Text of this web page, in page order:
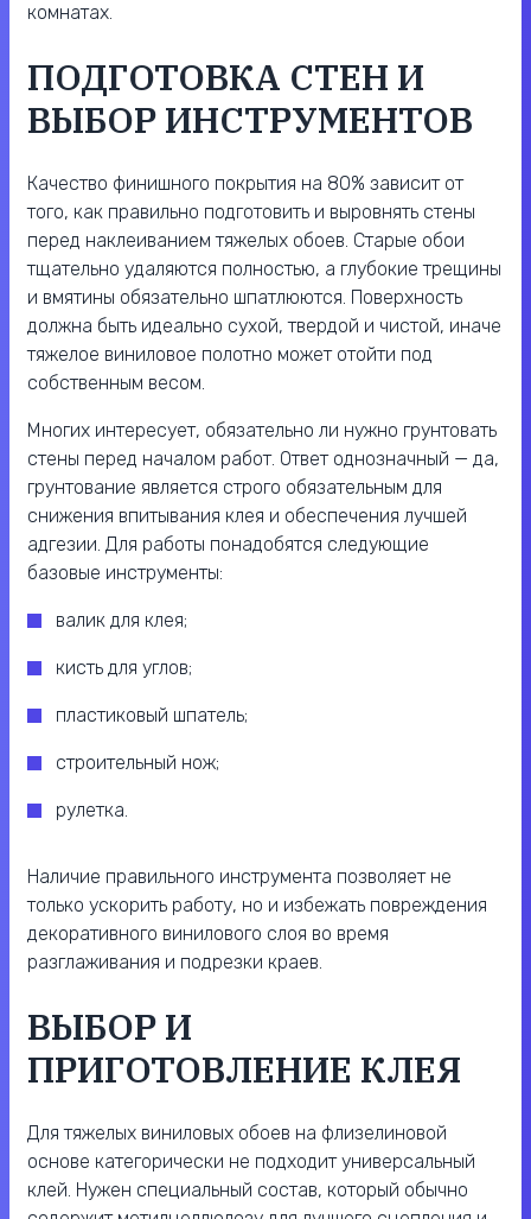
комнатах.
ПОДГОТОВКА СТЕН И
ВЫБОР ИНСТРУМЕНТОВ
Качество финишного покрытия на 80% зависит от
того, как правильно подготовить и выровнять стены
перед наклеиванием тяжелых обоев. Старые обои
тщательно удаляются полностью, а глубокие трещины
и вмятины обязательно шпатлюются. Поверхность
должна быть идеально сухой, твердой и чистой, иначе
тяжелое виниловое полотно может отойти под
собственным весом.
Многих интересует, обязательно ли нужно грунтовать
стены перед началом работ. Ответ однозначный — да,
грунтование является строго обязательным для
снижения впитывания клея и обеспечения лучшей
адгезии. Для работы понадобятся следующие
базовые инструменты:
валик для клея;
кисть для углов;
пластиковый шпатель;
строительный нож;
рулетка.
Наличие правильного инструмента позволяет не
только ускорить работу, но и избежать повреждения
декоративного винилового слоя во время
разглаживания и подрезки краев.
ВЫБОР И
ПРИГОТОВЛЕНИЕ КЛЕЯ
Для тяжелых виниловых обоев на флизелиновой
основе категорически не подходит универсальный
клей. Нужен специальный состав, который обычно